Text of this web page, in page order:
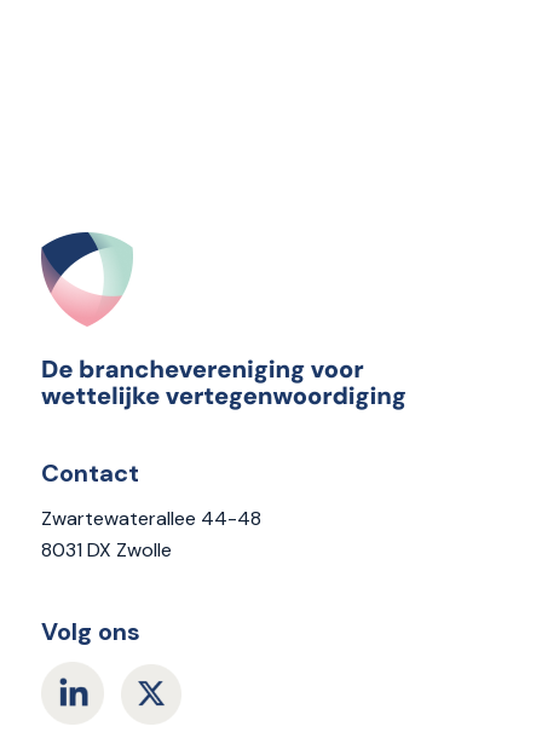
Contact
Zwartewaterallee 44-48
8031 DX Zwolle
Volg ons